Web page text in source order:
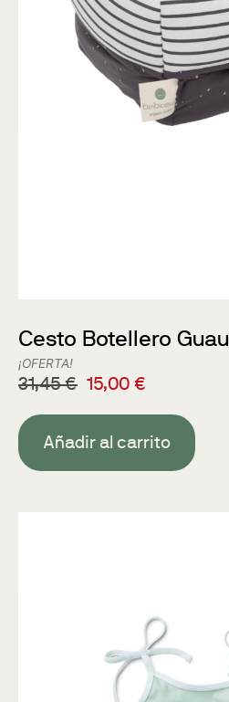
¡OFERTA!
Cesto Botellero Guau
31,45€ 15,00 €
Añadir al carrito